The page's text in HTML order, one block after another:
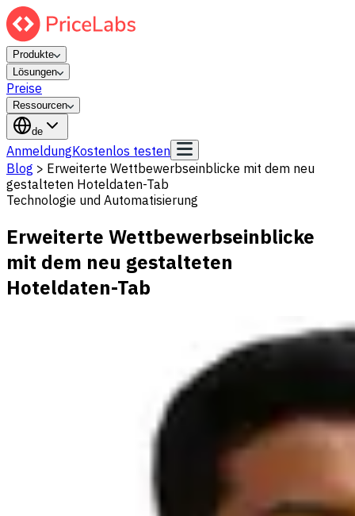
Produkte
Lösungen
Preise
Ressourcen
de
AnmeldungKostenlos testen
Blog > Erweiterte Wettbewerbseinblicke mit dem neu
gestalteten Hoteldaten-Tab
Technologie und Automatisierung
Erweiterte Wettbewerbseinblicke
mit dem neu gestalteten
Hoteldaten-Tab